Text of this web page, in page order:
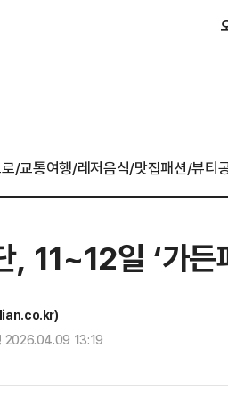
/교통여행/레저음식/맛집패션/뷰티
, 11~12일 ‘가
2026.04.09 13:19